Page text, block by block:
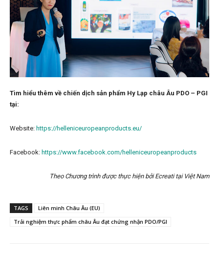
Tìm hiểu thêm về chiến dịch sản phẩm Hy Lạp châu Âu PDO – PGI
tại:
Website: https://helleniceuropeanproducts.eu/
Facebook: https://www.facebook.com/helleniceuropeanproducts
Theo Chương trình được thực hiện bởi Ecreati tại Việt Nam
TAGS
Liên minh Châu Âu (EU)
Trải nghiệm thực phẩm châu Âu đạt chứng nhận PDO/PGI